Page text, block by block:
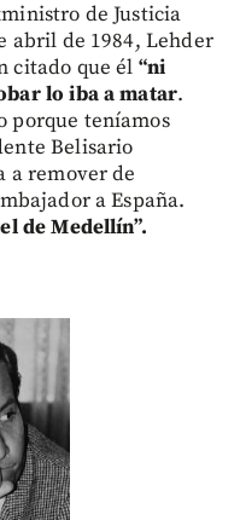
de Justicia
abril de 1984, Lehder
citado que él “ni
lo iba a matar.
porque teníamos
Belisario
a remover de
a España.
de Medellín”.